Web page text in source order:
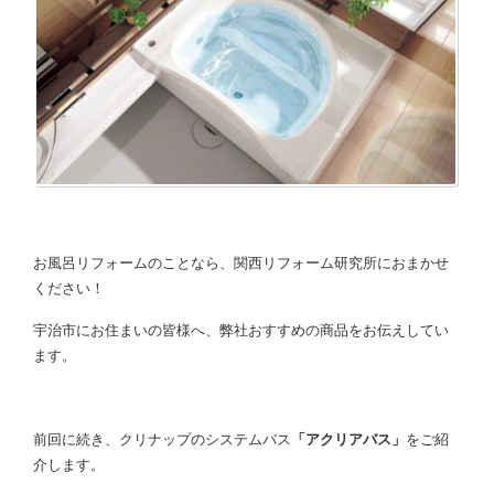
お風呂リフォームのことなら、関西リフォーム研究所におまかせ
ください！
宇治市にお住まいの皆様へ、弊社おすすめの商品をお伝えしてい
ます。
前回に続き、クリナップのシステムバス 「アクリアバス」 をご紹
介します。